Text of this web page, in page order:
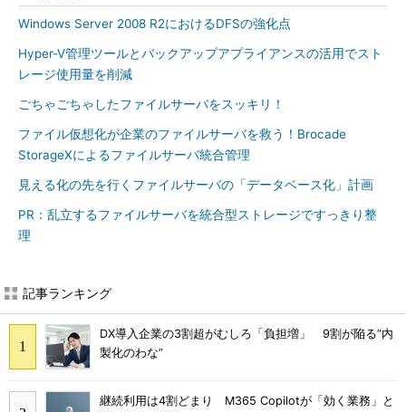
Windows Server 2008 R2におけるDFSの強化点
Hyper-V管理ツールとバックアップアプライアンスの活用でスト
レージ使用量を削減
ごちゃごちゃしたファイルサーバをスッキリ！
ファイル仮想化が企業のファイルサーバを救う！Brocade
StorageXによるファイルサーバ統合管理
見える化の先を行くファイルサーバの「データベース化」計画
PR：乱立するファイルサーバを統合型ストレージですっきり整
理
記事ランキング
DX導入企業の3割超がむしろ「負担増」 9割が陥る“内
製化のわな”
継続利用は4割どまり M365 Copilotが「効く業務」と